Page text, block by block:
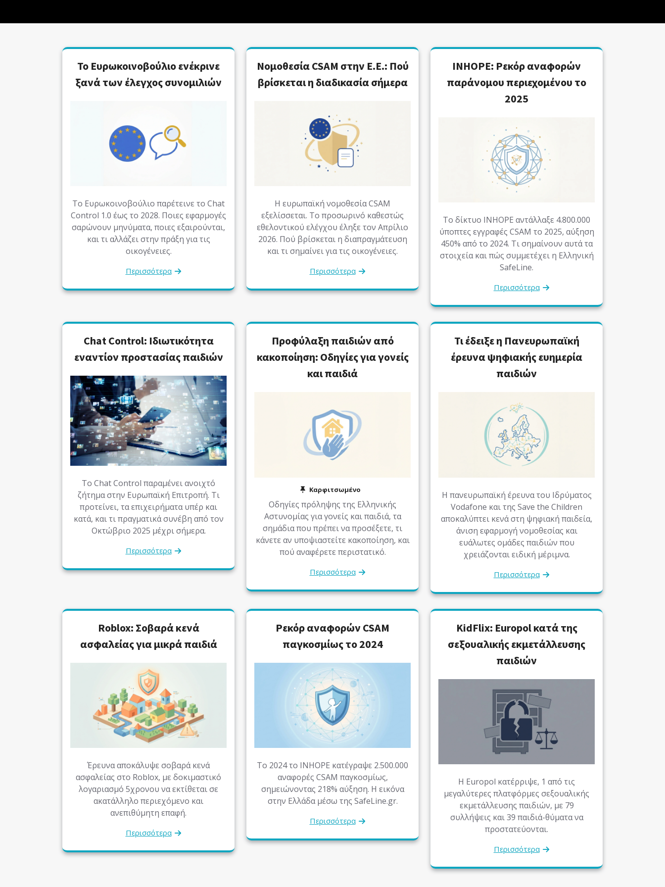
Το Ευρωκοινοβούλιο ενέκρινε
ξανά των έλεγχος συνομιλιών
Το Ευρωκοινοβούλιο παρέτεινε το Chat
Control 1.0 έως το 2028. Ποιες εφαρμογές
σαρώνουν μηνύματα, ποιες εξαιρούνται,
και τι αλλάζει στην πράξη για τις
οικογένειες.
Περισσότερα
Νομοθεσία CSAM στην Ε.Ε.: Πού
βρίσκεται η διαδικασία σήμερα
Η ευρωπαϊκή νομοθεσία CSAM
εξελίσσεται. Το προσωρινό καθεστώς
εθελοντικού ελέγχου έληξε τον Απρίλιο
2026. Πού βρίσκεται η διαπραγμάτευση
και τι σημαίνει για τις οικογένειες.
Περισσότερα
INHOPE: Ρεκόρ αναφορών
παράνομου περιεχομένου το
2025
Το δίκτυο INHOPE αντάλλαξε 4.800.000
ύποπτες εγγραφές CSAM το 2025, αύξηση
450% από το 2024. Τι σημαίνουν αυτά τα
στοιχεία και πώς συμμετέχει η Ελληνική
SafeLine.
Περισσότερα
Chat Control: Ιδιωτικότητα
εναντίον προστασίας παιδιών
Το Chat Control παραμένει ανοιχτό
ζήτημα στην Ευρωπαϊκή Επιτροπή. Τι
προτείνει, τα επιχειρήματα υπέρ και
κατά, και τι πραγματικά συνέβη από τον
Οκτώβριο 2025 μέχρι σήμερα.
Περισσότερα
Προφύλαξη παιδιών από
κακοποίηση: Οδηγίες για γονείς
και παιδιά
Καρφιτσωμένο
Οδηγίες πρόληψης της Ελληνικής
Αστυνομίας για γονείς και παιδιά, τα
σημάδια που πρέπει να προσέξετε, τι
κάνετε αν υποψιαστείτε κακοποίηση, και
πού αναφέρετε περιστατικό.
Περισσότερα
Τι έδειξε η Πανευρωπαϊκή
έρευνα ψηφιακής ευημερία
παιδιών
Η πανευρωπαϊκή έρευνα του Ιδρύματος
Vodafone και της Save the Children
αποκαλύπτει κενά στη ψηφιακή παιδεία,
άνιση εφαρμογή νομοθεσίας και
ευάλωτες ομάδες παιδιών που
χρειάζονται ειδική μέριμνα.
Περισσότερα
Roblox: Σοβαρά κενά
ασφαλείας για μικρά παιδιά
Έρευνα αποκάλυψε σοβαρά κενά
ασφαλείας στο Roblox, με δοκιμαστικό
λογαριασμό 5χρονου να εκτίθεται σε
ακατάλληλο περιεχόμενο και
ανεπιθύμητη επαφή.
Περισσότερα
Ρεκόρ αναφορών CSAM
παγκοσμίως το 2024
Το 2024 το INHOPE κατέγραψε 2.500.000
αναφορές CSAM παγκοσμίως,
σημειώνοντας 218% αύξηση. Η εικόνα
στην Ελλάδα μέσω της SafeLine.gr.
Περισσότερα
KidFlix: Europol κατά της
σεξουαλικής εκμετάλλευσης
παιδιών
Η Europol κατέρριψε, 1 από τις
μεγαλύτερες πλατφόρμες σεξουαλικής
εκμετάλλευσης παιδιών, με 79
συλλήψεις και 39 παιδιά-θύματα να
προστατεύονται.
Περισσότερα